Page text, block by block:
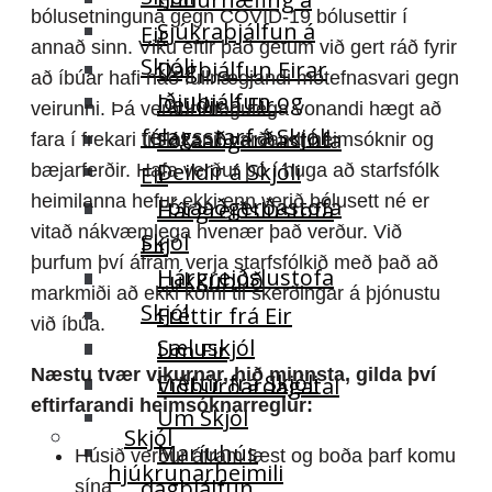
Sjúkraþjálfun á
Skjóli
Iðjuþjálfun og
félagsstarf á Skjóli
Deildir á Skjóli
Fótaaðgerðastofa
Skjól
Hárgreiðslustofa
Skjól
Sæluskjól
Fréttir frá Skjóli
Um Skjól
Maríuhús
Eir
Dagþjálfun Eirar
Deildir á Eir
Fótaaðgerðastofa
Eir
Hárgreiðslustofa
Eir
Lukkubúð
Fréttir frá Eir
Um Eir
Viðburðardagatal
Skjól
hjúkrunarheimili
bólusetninguna gegn COVID-19 bólusettir í
annað sinn. Viku eftir það getum við gert ráð fyrir
að íbúar hafi náð fullnægjandi mótefnasvari gegn
veirunni. Þá verður mögulega vonandi hægt að
fara í frekari tilslakanir varðandi heimsóknir og
bæjarferðir. Hafa verður þó í huga að starfsfólk
heimilanna hefur ekki enn verið bólusett né er
vitað nákvæmlega hvenær það verður. Við
þurfum því áfram verja starfsfólkið með það að
markmiði að ekki komi til skerðingar á þjónustu
við íbúa.
Næstu tvær vikurnar, hið minnsta, gilda því
eftirfarandi heimsóknarreglur:
Húsið verður áfram læst og boða þarf komu
sína